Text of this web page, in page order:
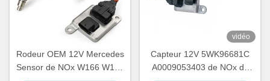
Rodeur OEM 12V Mercedes
Sensor de NOx W166 W172
vidéo
Capteur 12V 5WK96681C
A0009053403 de NOx de